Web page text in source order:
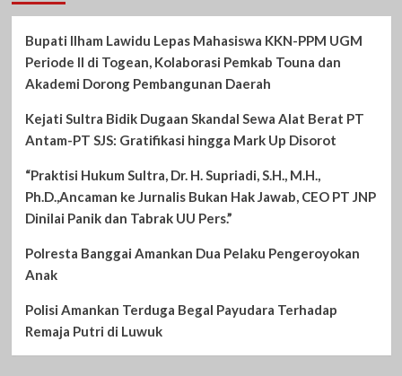
Bupati Ilham Lawidu Lepas Mahasiswa KKN-PPM UGM
Periode II di Togean, Kolaborasi Pemkab Touna dan
Akademi Dorong Pembangunan Daerah
Kejati Sultra Bidik Dugaan Skandal Sewa Alat Berat PT
Antam-PT SJS: Gratifikasi hingga Mark Up Disorot
“Praktisi Hukum Sultra, Dr. H. Supriadi, S.H., M.H.,
Ph.D.,Ancaman ke Jurnalis Bukan Hak Jawab, CEO PT JNP
Dinilai Panik dan Tabrak UU Pers.”
Polresta Banggai Amankan Dua Pelaku Pengeroyokan
Anak
Polisi Amankan Terduga Begal Payudara Terhadap
Remaja Putri di Luwuk